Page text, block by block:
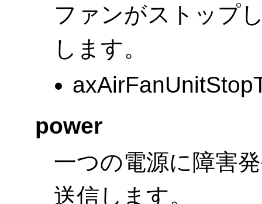
ファンがストップ
します。
power
一つの電源に障害
送信します。